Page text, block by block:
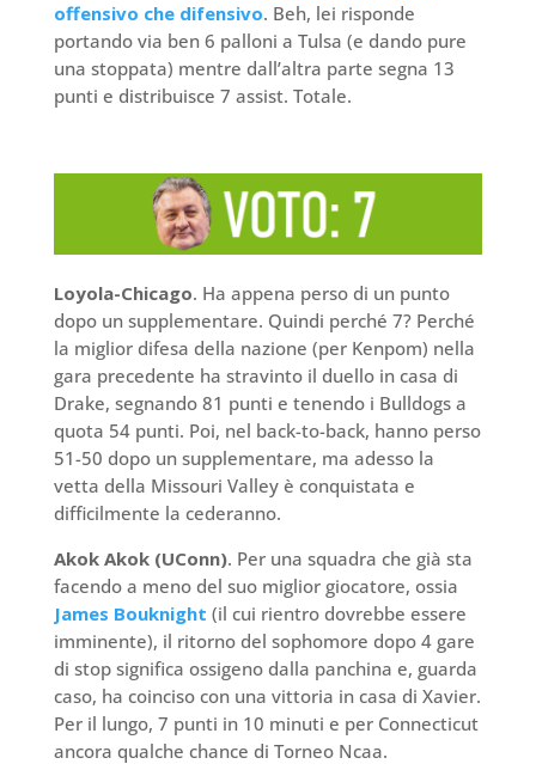
offensivo che difensivo. Beh, lei risponde
portando via ben 6 palloni a Tulsa (e dando pure
una stoppata) mentre dall’altra parte segna 13
punti e distribuisce 7 assist. Totale.
Loyola-Chicago. Ha appena perso di un punto
dopo un supplementare. Quindi perché 7? Perché
la miglior difesa della nazione (per Kenpom) nella
gara precedente ha stravinto il duello in casa di
Drake, segnando 81 punti e tenendo i Bulldogs a
quota 54 punti. Poi, nel back-to-back, hanno perso
51-50 dopo un supplementare, ma adesso la
vetta della Missouri Valley è conquistata e
difficilmente la cederanno.
Akok Akok (UConn). Per una squadra che già sta
facendo a meno del suo miglior giocatore, ossia
James Bouknight (il cui rientro dovrebbe essere
imminente), il ritorno del sophomore dopo 4 gare
di stop significa ossigeno dalla panchina e, guarda
caso, ha coinciso con una vittoria in casa di Xavier.
Per il lungo, 7 punti in 10 minuti e per Connecticut
ancora qualche chance di Torneo Ncaa.